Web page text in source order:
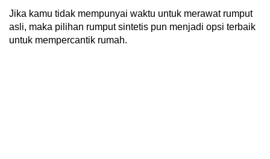
Jika kamu tidak mempunyai waktu untuk merawat rumput
asli, maka pilihan rumput sintetis pun menjadi opsi terbaik
untuk mempercantik rumah.